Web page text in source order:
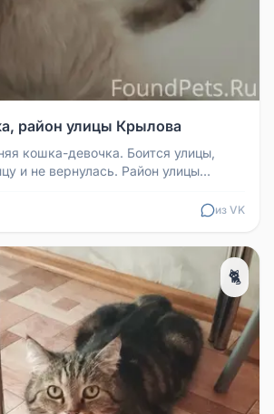
район улицы Крылова
кошка-девочка. Боится улицы,
и не вернулась. Район улицы
из VK
🐈